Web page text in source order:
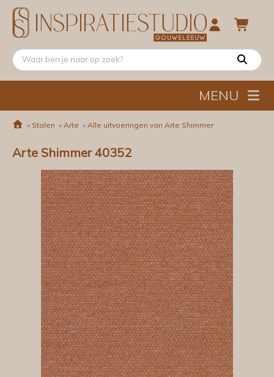
MENU
» Stalen » Arte » Alle uitvoeringen van Arte Shimmer
Arte Shimmer 40352